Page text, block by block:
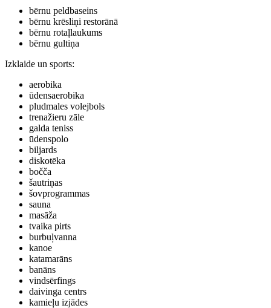
bērnu peldbaseins
bērnu krēsliņi restorānā
bērnu rotaļlaukums
bērnu gultiņa
Izklaide un sports:
aerobika
ūdensaerobika
pludmales volejbols
trenažieru zāle
galda teniss
ūdenspolo
biljards
diskotēka
bočča
šautriņas
šovprogrammas
sauna
masāža
tvaika pirts
burbuļvanna
kanoe
katamarāns
banāns
vindsērfings
daivinga centrs
kamieļu izjādes